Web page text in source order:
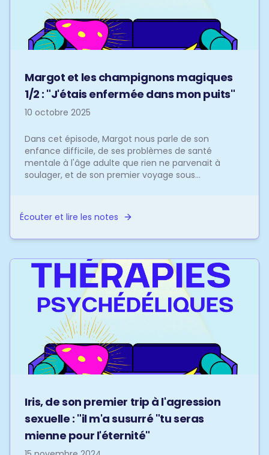
Margot et les champignons magiques
1/2 : "J'étais enfermée dans mon puits"
10 octobre 2025
Dans cet épisode, Margot nous parle de son
enfance difficile, de ses problèmes de santé
mentale à l'âge adulte que rien ne parvenait à
soulager, et de son premier voyage sous
Écouter et lire les notes
Iris, de son premier trip à l'agression
sexuelle : "il m'a susurré "tu seras
mienne pour l'éternité"